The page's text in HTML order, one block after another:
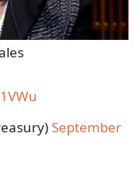
September